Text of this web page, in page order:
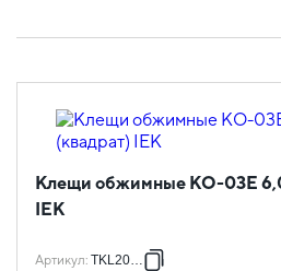
Клещи обжимные КО-03Е
IEK
Артикул: TKL20-D4